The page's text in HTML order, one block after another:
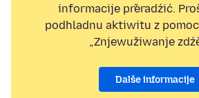
informacije přeradźić.
podhladnu aktiwitu z
„Znjewužiwanje
Dalše informacije